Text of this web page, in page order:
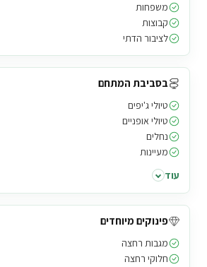
משפחות
קבוצות
לציבור הדתי
בסביבת המתחם
טיולי ג'יפים
טיולי אופניים
נחלים
מעיינות
עוד
פינוקים מיוחדים
מגבות רחצה
חלוקי רחצה